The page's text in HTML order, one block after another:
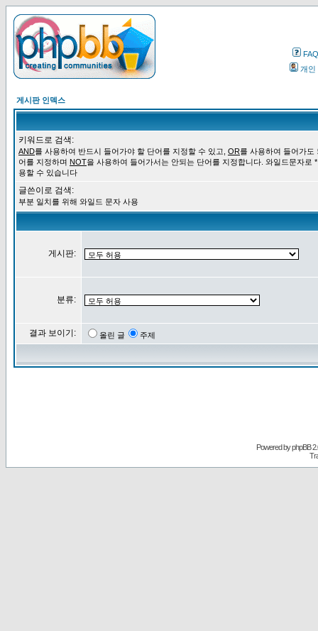
FAQ
개인
게시판 인덱스
키워드로 검색:
AND를 사용하여 반드시 들어가야 할 단어를 지정할 수 있고, OR를 사용하여 들어가도
어를 지정하며 NOT을 사용하여 들어가서는 안되는 단어를 지정합니다. 와일드문자로
용할 수 있습니다
글쓴이로 검색:
부분 일치를 위해 와일드 문자 사용
게시판:
분류:
결과 보이기: 올린 글 주제
Powered byphpBB